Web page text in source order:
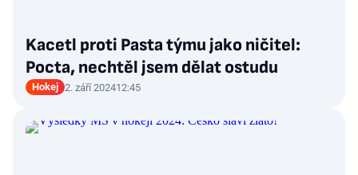
Kacetl proti Pasta týmu jako ničitel:
Pocta, nechtěl jsem dělat ostudu
Hokej 2. září 202412:45